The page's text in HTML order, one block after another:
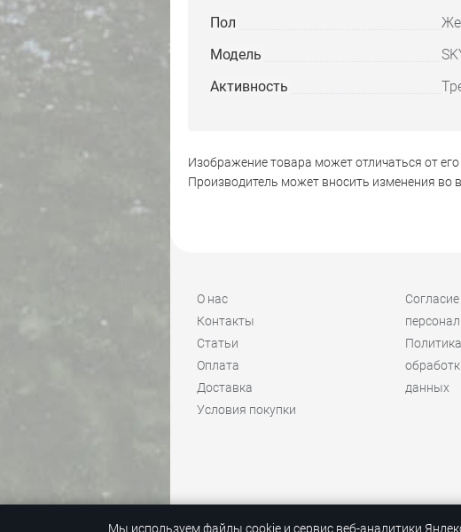
Пол
Модель
Активность
Изображение товара может отличаться от
Производитель может вносить изменения во
О нас
Контакты
Статьи
Оплата
Доставка
Условия покупки
данных
Мы используем файлы cookie и сервис веб-аналитики